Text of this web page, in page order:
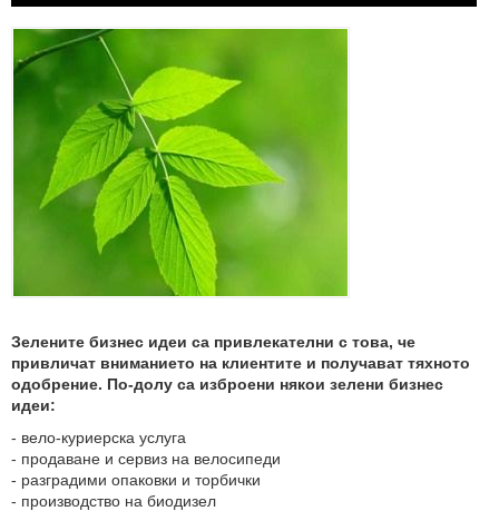
Зелените бизнес идеи са привлекателни с това, че
привличат вниманието на клиентите и получават тяхното
одобрение. По-долу са изброени някои зелени бизнес
идеи:
- вело-куриерска услуга
- продаване и сервиз на велосипеди
- разградими опаковки и торбички
- производство на биодизел